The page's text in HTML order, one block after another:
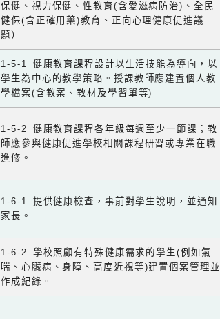
保健、視力保健、性教育(含愛滋病防治)、全民
健保(含正確用藥)教育、正向心理健康促進議
題）
1-5-1 健康教育課程設計以生活技能為導向，以
學生為中心的教學策略。授課教師應建置個人教
學檔案(含教案、教材及學習單等)
1-5-2 健康教育課程各年級每週至少一節課；教
師應參與健康促進學校相關課程研習或專業在職
進修。
1-6-1 提供健康檢查，事前對學生說明，並通知
家長。
1-6-2 學校照顧有特殊健康需求的學生(例如氣
喘、心臟病、身障、高度近視等)建置個案管理並
作成紀錄。